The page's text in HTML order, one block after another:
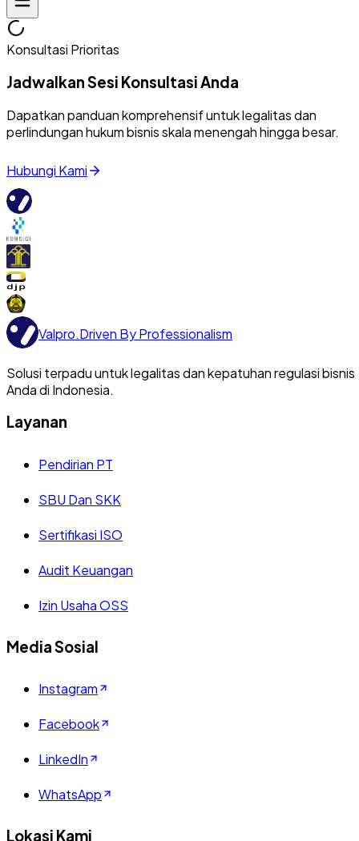
Konsultasi Prioritas
Jadwalkan Sesi Konsultasi Anda
Dapatkan panduan komprehensif untuk legalitas dan
perlindungan hukum bisnis skala menengah hingga besar.
Hubungi Kami
Valpro.Driven By Professionalism
Solusi terpadu untuk legalitas dan kepatuhan regulasi bisnis
Anda di Indonesia.
Layanan
Pendirian PT
SBU Dan SKK
Sertifikasi ISO
Audit Keuangan
Izin Usaha OSS
Media Sosial
Instagram
Facebook
LinkedIn
WhatsApp
Lokasi Kami